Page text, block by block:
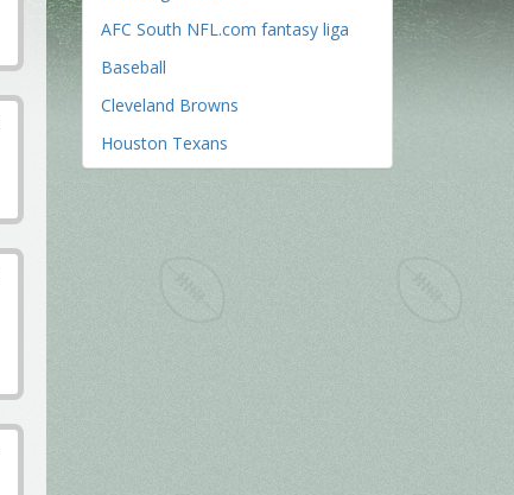
AFC South NFL.com fantasy liga
Baseball
Cleveland Browns
Houston Texans